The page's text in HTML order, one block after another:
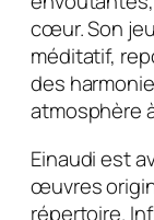
cœur. Son
méditatif,
des
atmosphère
Einaudi est
œuvres
répertoire.